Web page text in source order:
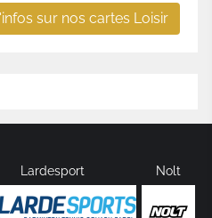
sur nos cartes Loisir
Lardesport Nolt